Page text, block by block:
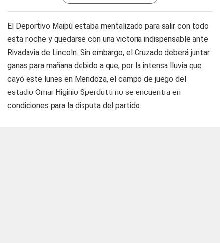
El Deportivo Maipú estaba mentalizado para salir con todo
esta noche y quedarse con una victoria indispensable ante
Rivadavia de Lincoln. Sin embargo, el Cruzado deberá juntar
ganas para mañana debido a que, por la intensa lluvia que
cayó este lunes en Mendoza, el campo de juego del
estadio Omar Higinio Sperdutti no se encuentra en
condiciones para la disputa del partido.